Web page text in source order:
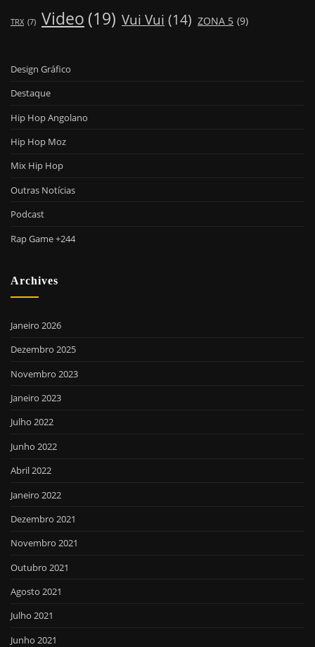
TRX (7) Video (19) Vui Vui (14) ZONA 5 (9)
Design Gráfico
Destaque
Hip Hop Angolano
Hip Hop Moz
Mix Hip Hop
Outras Notícias
Podcast
Rap Game +244
Archives
Janeiro 2026
Dezembro 2025
Novembro 2023
Janeiro 2023
Julho 2022
Junho 2022
Abril 2022
Janeiro 2022
Dezembro 2021
Novembro 2021
Outubro 2021
Agosto 2021
Julho 2021
Junho 2021